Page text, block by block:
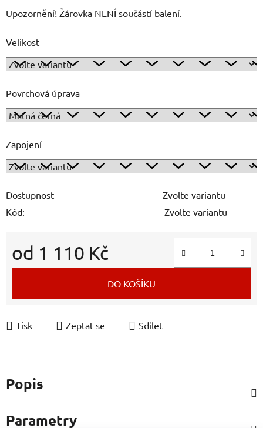
Upozornění! Žárovka NENÍ součástí balení.
Velikost
Povrchová úprava
Zapojení
Dostupnost
Zvolte variantu
Kód:
Zvolte variantu
od 1 110 Kč
Měrná cena:
DO KOŠÍKU
Tisk Zeptat se Sdílet
Popis
Parametry